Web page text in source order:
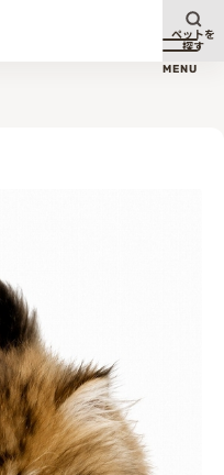
メニ
MENU
ペットを
探す